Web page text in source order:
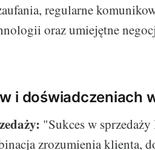
regularne
oraz umiejętne
i doświadczeniach
"Sukces w
zrozumienia klienta,